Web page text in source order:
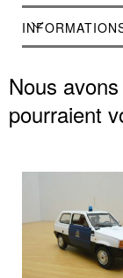
Nous
pourraient